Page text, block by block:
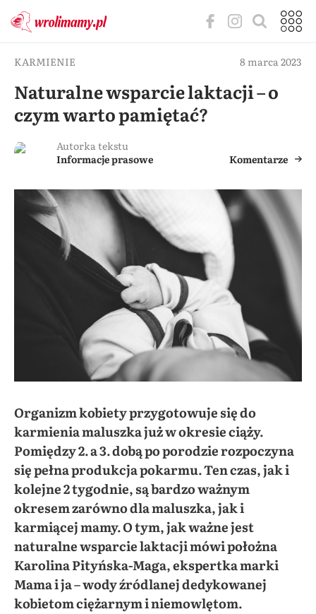
KARMIENIE 8 marca 2023
Naturalne wsparcie laktacji – o
czym warto pamiętać?
Autorka tekstu
Informacje prasowe
Komentarze
Organizm kobiety przygotowuje się do
karmienia maluszka już w okresie ciąży.
Pomiędzy 2. a 3. dobą po porodzie rozpoczyna
się pełna produkcja pokarmu. Ten czas, jak i
kolejne 2 tygodnie, są bardzo ważnym
okresem zarówno dla maluszka, jak i
karmiącej mamy. O tym, jak ważne jest
naturalne wsparcie laktacji mówi położna
Karolina Pityńska-Maga, ekspertka marki
Mama i ja – wody źródlanej dedykowanej
kobietom ciężarnym i niemowlętom.